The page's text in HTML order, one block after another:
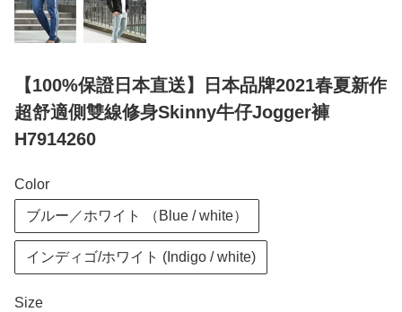
【100%保證日本直送】日本品牌2021春夏新作
超舒適側雙線修身Skinny牛仔Jogger褲
H7914260
Color
ブルー／ホワイト （Blue / white）
インディゴ/ホワイト (Indigo / white)
Size